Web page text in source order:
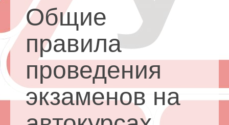
Общие
правила
проведения
экзаменов на